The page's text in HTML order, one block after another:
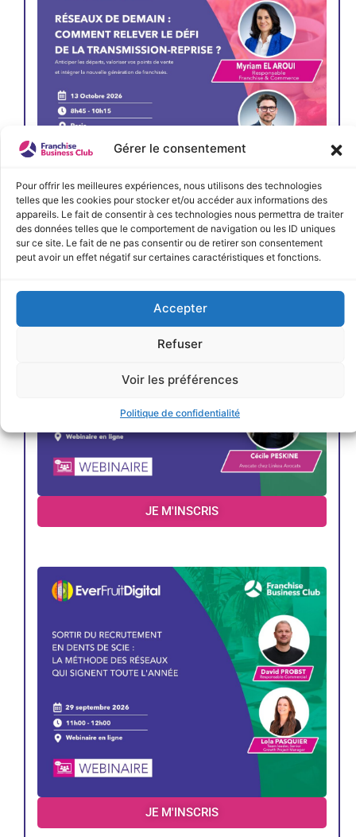
Gérer le consentement
Pour offrir les meilleures expériences, nous utilisons des technologies
telles que les cookies pour stocker et/ou accéder aux informations des
appareils. Le fait de consentir à ces technologies nous permettra de traiter
des données telles que le comportement de navigation ou les ID uniques
sur ce site. Le fait de ne pas consentir ou de retirer son consentement
peut avoir un effet négatif sur certaines caractéristiques et fonctions.
Accepter
Refuser
Voir les préférences
Politique de confidentialité
JE M'INSCRIS
< Précédent Évènements suivants >
JE M'INSCRIS
JE M'INSCRIS